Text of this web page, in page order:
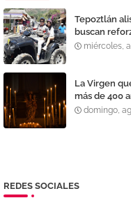
Tepoztlán
buscan
miércoles,
La Virgen
más de 400
proceso de
domingo,
REDES SOCIALES